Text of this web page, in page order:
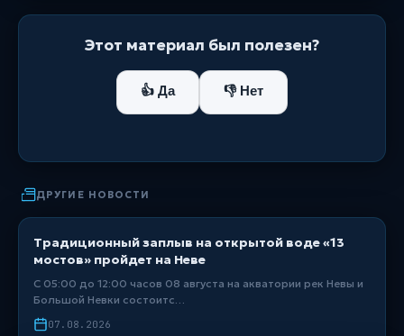
Этот материал был полезен?
👍 Да 👎 Нет
ДРУГИЕ НОВОСТИ
Традиционный заплыв на открытой воде «13
мостов» пройдет на Неве
С 05:00 до 12:00 часов 08 августа на акватории рек Невы и
Большой Невки состоитс…
07.08.2026